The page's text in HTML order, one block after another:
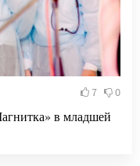
7 0
в младшей